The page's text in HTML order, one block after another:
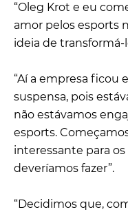
“Oleg Krot e eu
amor pelos esports
ideia de
“Aí a empresa ficou
suspensa, pois
não estávamos
esports.
interessante para
deveríamos fazer”.
“Decidimos que,